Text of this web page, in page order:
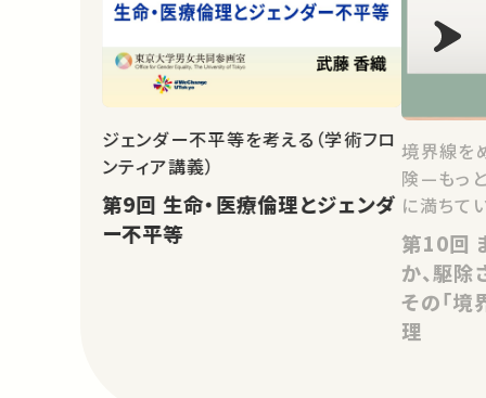
ジェンダー不平等を考える（学術フロ
ンティア講義）
第9回 生命・医療倫理とジェンダ
ー不平等
境界線を
険—もっ
に満ちて
第10回 まもるべき自然とは何
か、駆除
その「境
理